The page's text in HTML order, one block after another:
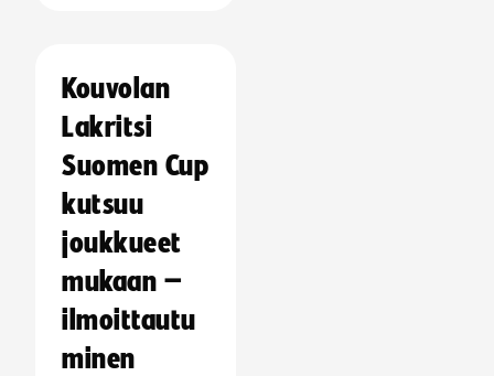
Kouvolan
Lakritsi
Suomen Cup
kutsuu
joukkueet
mukaan –
ilmoittautu
minen